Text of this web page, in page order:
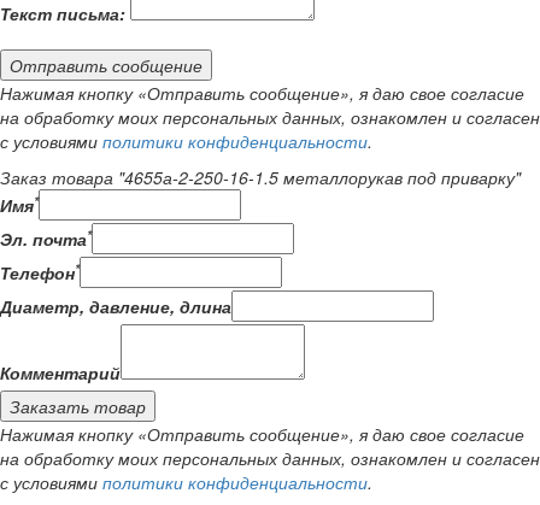
Текст письма:
Отправить сообщение
Нажимая кнопку «Отправить сообщение», я даю свое согласие
на обработку моих персональных данных, ознакомлен и согласен
с условиями политики конфиденциальности.
Заказ товара "4655а-2-250-16-1.5 металлорукав под приварку"
Имя*
Эл. почта*
Телефон*
Диаметр, давление, длина
Комментарий
Заказать товар
Нажимая кнопку «Отправить сообщение», я даю свое согласие
на обработку моих персональных данных, ознакомлен и согласен
с условиями политики конфиденциальности.